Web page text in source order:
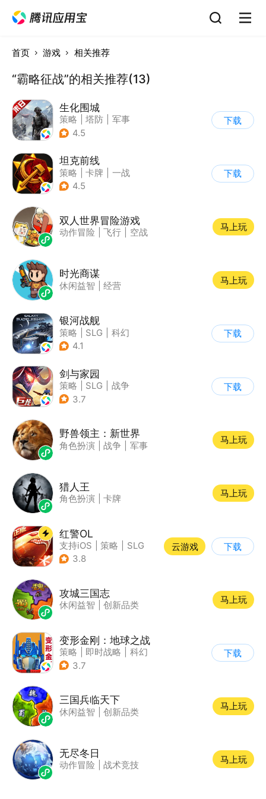
首页 游戏 相关推荐
“霸略征战”的相关推荐(13)
生化围城
策略 塔防
军事
| 废土
4.5
下载
坦克前线
策略 卡牌
一战
| 战术竞技
4.5
下载
双人世界冒险游戏
动作冒险 飞行 空战
马上玩
时光商谋
休闲益智 经营
马上玩
银河战舰
策略 SLG
科幻
| 星战
4.1
下载
剑与家园
策略 SLG
战争
| 欧美风
3.7
下载
野兽领主：新世界
角色扮演 战争 军事
马上玩
猎人王
角色扮演 卡牌
马上玩
红警OL
支持iOS 策略
SLG
| 二战
3.8
云游戏 下载
攻城三国志
休闲益智 创新品类
马上玩
变形金刚：地球之战
策略 即时战略
科幻
| 变形金刚
3.7
下载
三国兵临天下
休闲益智 创新品类
马上玩
无尽冬日
动作冒险 战术竞技
马上玩